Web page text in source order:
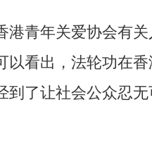
青年关爱协会有关
以看出，法轮功在
到了让社会公众忍